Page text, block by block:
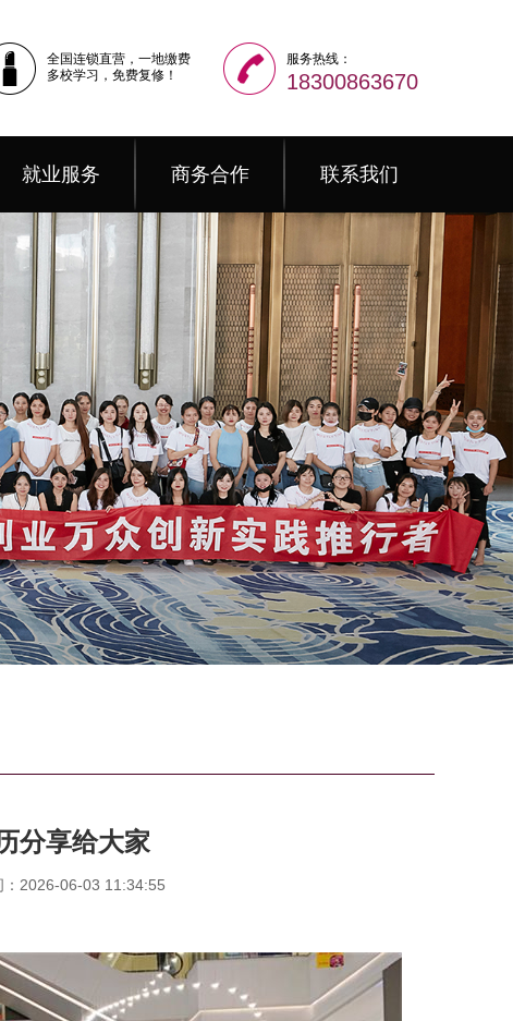
全国连锁直营，一地缴费
多校学习，免费复修！
服务热线：
18300863670
就业服务 商务合作 联系我们
分享给大家
：2026-06-03 11:34:55